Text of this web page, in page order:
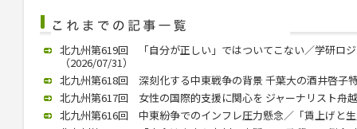
北九州第619回 「自分が正しい」ではついてこない／学研ロ
（2026/07/31）
北九州第618回 深刻化する中東戦争の背景 千葉大の酒井啓子
北九州第617回 女性の国際的支援に関心を ジャーナリスト舟
北九州第616回 中東紛争でのインフレ圧力懸念／「賃上げと